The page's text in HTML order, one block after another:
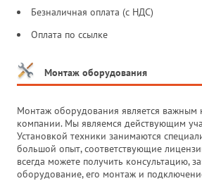
Безналичная оплата (с НДС)
Оплата по ссылке
Монтаж оборудования
Монтаж оборудования является важным
компании. Мы являемся действующим
Установкой техники занимаются
большой опыт, соответствующие
всегда можете получить консультацию,
оборудование, его монтаж и